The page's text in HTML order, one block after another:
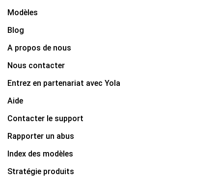
Modèles
Blog
A propos de nous
Nous contacter
Entrez en partenariat avec Yola
Aide
Contacter le support
Rapporter un abus
Index des modèles
Stratégie produits